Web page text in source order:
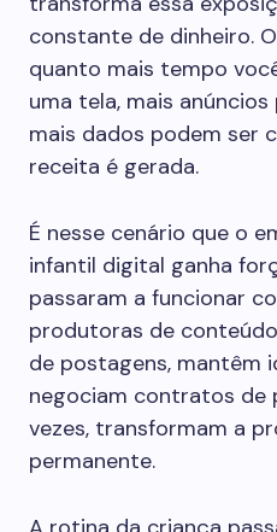
constante de dinheiro.
quanto mais tempo
uma tela, mais
mais dados podem ser
receita é gerada.
É nesse cenário que o
infantil digital ganha
passaram a funcionar
produtoras de
de postagens, mantêm
negociam contratos de
vezes, transformam a
permanente.